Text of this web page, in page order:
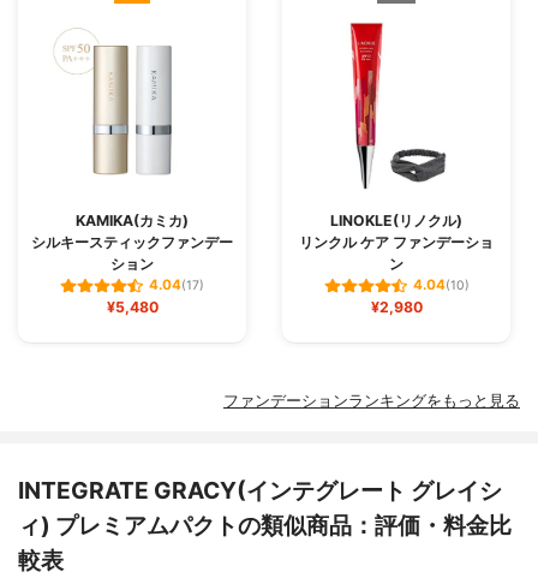
KAMIKA(カミカ)
シルキースティックファンデー
ション
4.04(17)
¥5,480
LINOKLE(リノクル)
リンクル ケア ファンデーショ
ン
4.04(10)
¥2,980
ファンデーションランキングをもっと見る
INTEGRATE GRACY(インテグレート グレイシ
ィ) プレミアムパクトの類似商品：評価・料金比
較表